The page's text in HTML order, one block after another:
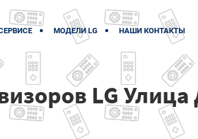
МОДЕЛИ LG НАШИ КОНТАКТЫ
LG